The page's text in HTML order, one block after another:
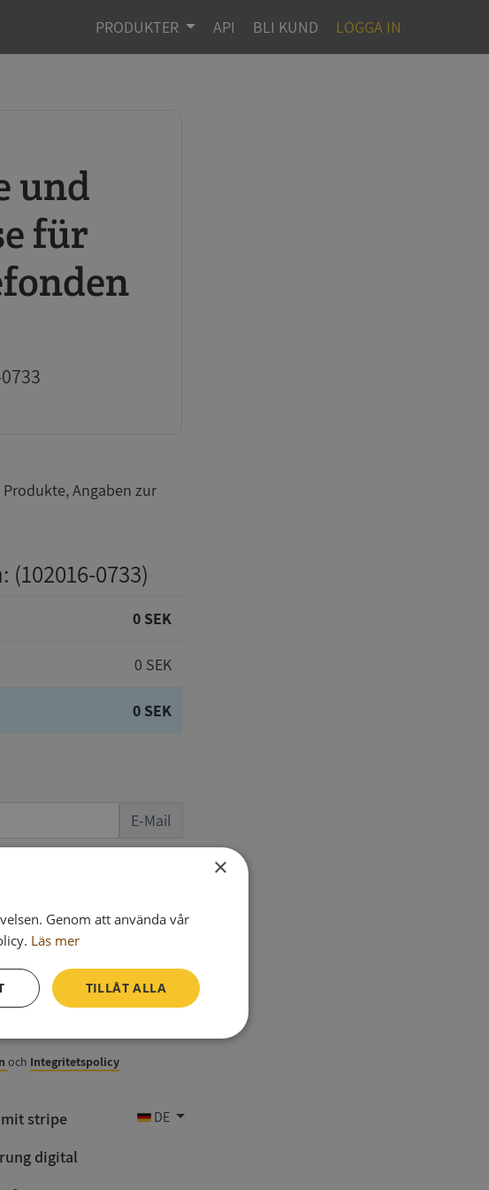
PRODUKTER API BLI KUND LOGGA IN
für
Angaben zur
: (102016-0733)
0 SEK
0 SEK
0 SEK
E-Mail
och Integritetspolicy
mit stripe
digital
DE
×
Genom att använda vår
Läs mer
TILLÅT ALLA
Oklassificerade